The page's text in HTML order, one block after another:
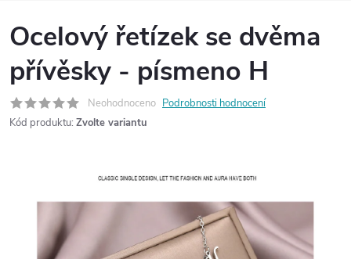
Ocelový řetízek se dvěma
přívěsky - písmeno H
Neohodnoceno Podrobnosti hodnocení
Kód produktu: Zvolte variantu